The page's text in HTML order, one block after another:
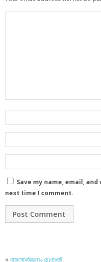
Save my name, email,
next time I comment.
« അന്തര്‍ജനം മുതല്‍